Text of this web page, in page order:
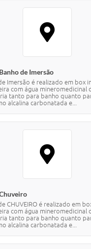
de Imersão
Imersão é realizado em box
com água mineromedicinal
tanto para banho quanto
alcalina carbonatada e...
CHUVEIRO é realizado em
com água mineromedicinal
tanto para banho quanto
alcalina carbonatada e...